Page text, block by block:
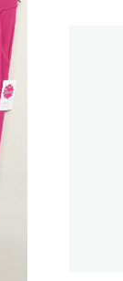
Añadir
a la
lista de
deseos